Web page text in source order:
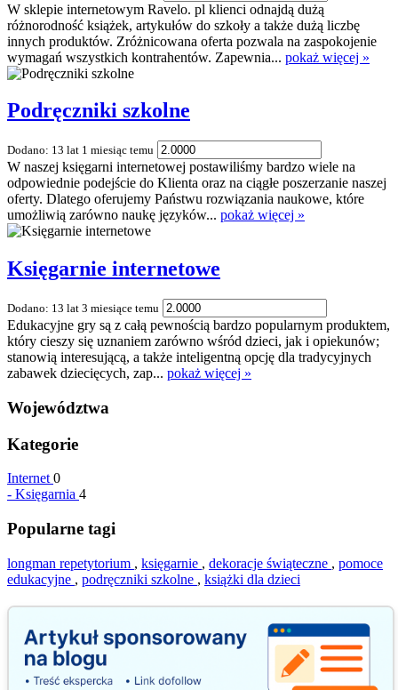
W sklepie internetowym Ravelo. pl klienci odnajdą dużą
różnorodność książek, artykułów do szkoły a także dużą liczbę
innych produktów. Zróżnicowana oferta pozwala na zaspokojenie
wymagań wszystkich kontrahentów. Zapewnia... pokaż więcej »
Podręczniki szkolne
Dodano: 13 lat 1 miesiąc temu
W naszej księgarni internetowej postawiliśmy bardzo wiele na
odpowiednie podejście do Klienta oraz na ciągłe poszerzanie naszej
oferty. Dlatego oferujemy Państwu rozwiązania naukowe, które
umożliwią zarówno naukę języków... pokaż więcej »
Księgarnie internetowe
Dodano: 13 lat 3 miesiące temu
Edukacyjne gry są z całą pewnością bardzo popularnym produktem,
który cieszy się uznaniem zarówno wśród dzieci, jak i opiekunów;
stanowią interesującą, a także inteligentną opcję dla tradycyjnych
zabawek dziecięcych, zap... pokaż więcej »
Województwa
Kategorie
Internet 0
- Księgarnia 4
Popularne tagi
longman repetytorium , księgarnie , dekoracje świąteczne , pomoce
edukacyjne , podręczniki szkolne , książki dla dzieci